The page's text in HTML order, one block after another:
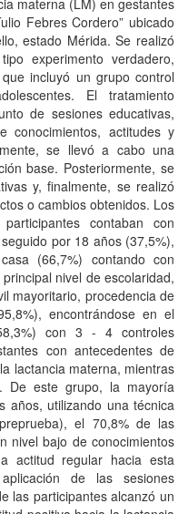
materna (LM) en gestantes
Febres Cordero” ubicado
estado Mérida. Se realizó
experimento verdadero,
incluyó un grupo control
El tratamiento
de sesiones educativas,
conocimientos, actitudes y
se llevó a cabo una
base. Posteriormente, se
y, finalmente, se realizó
o cambios obtenidos. Los
contaban con
por 18 años (37,5%),
(66,7%) contando con
nivel de escolaridad,
mayoritario, procedencia de
encontrándose en el
con 3 - 4 controles
con antecedentes de
lactancia materna, mientras
De este grupo, la mayoría
años, utilizando una técnica
el 70,8% de las
nivel bajo de conocimientos
actitud regular hacia esta
de las sesiones
las participantes alcanzó un